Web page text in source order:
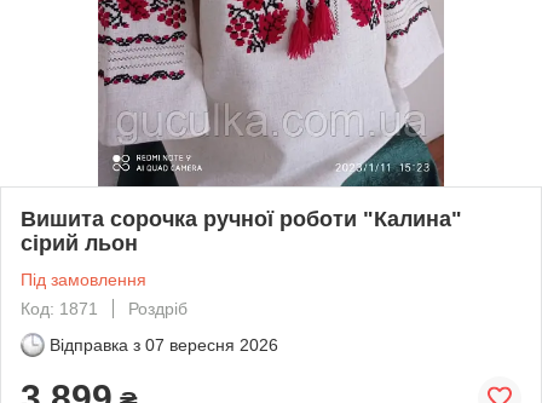
Вишита сорочка ручної роботи "Калина"
сірий льон
Під замовлення
Код: 1871
Роздріб
Відправка з 07 вересня 2026